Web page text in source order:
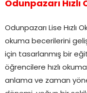
Odunpazarı
Odunpazarı Lise Hızlı
okuma becerilerini
için tasarlanmış bir
öğrencilere hızlı
anlama ve zaman